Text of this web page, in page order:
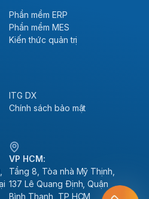
Phần mềm ERP
Phần mềm MES
Kiến thức quản trị
ITG DX
Chính sách bảo mật
VP HCM:
Tầng 8, Tòa nhà Mỹ Thịnh,
137 Lê Quang Định, Quận
Bình Thạnh, TP HCM